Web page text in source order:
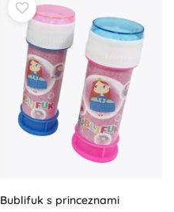
Bublifuk s princeznami